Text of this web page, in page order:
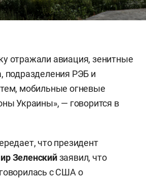
отражали авиация, зенитные
подразделения РЭБ и
мобильные огневые
Украины», — говорится в
что президент
Зеленскийзаявил, что
с США о